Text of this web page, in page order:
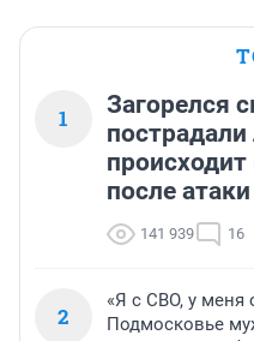
1
Загорелся
после
141 939 16
2
«Я с СВО, у меня
Подмосковье